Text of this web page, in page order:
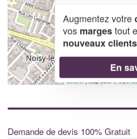
Leaflet| Map data ©
Demande de devis 100% Gratuit
Augmentez votre
vos margestout
nouveaux clients
En